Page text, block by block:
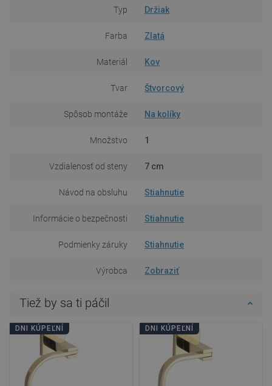
Typ Držiak
Farba Zlatá
Materiál Kov
Tvar Štvorcový
Spôsob montáže Na kolíky
Množstvo 1
Vzdialenosť od steny 7 cm
Návod na obsluhu Stiahnutie
Informácie o bezpečnosti Stiahnutie
Podmienky záruky Stiahnutie
Výrobca Zobraziť
Tiež by sa ti páčil
DNI KÚPEĽNÍ DNI KÚPEĽNÍ